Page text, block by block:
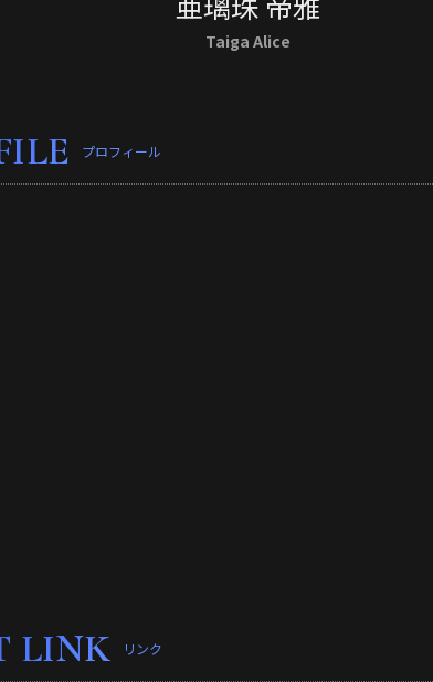
Taiga Alice
プロフィール
LINK リンク